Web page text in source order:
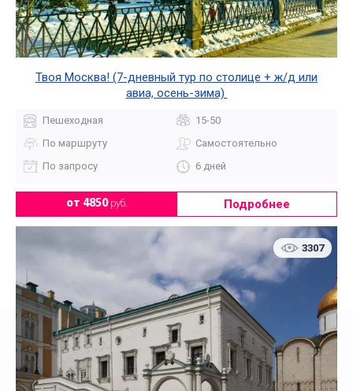
Твоя Москва! (7-дневный тур по столице + ж/д или
авиа, осень-зима)
Пешеходная
15-50
По маршруту
Самостоятельно
По запросу
6 дней
от 4850руб. Подробнее
3307